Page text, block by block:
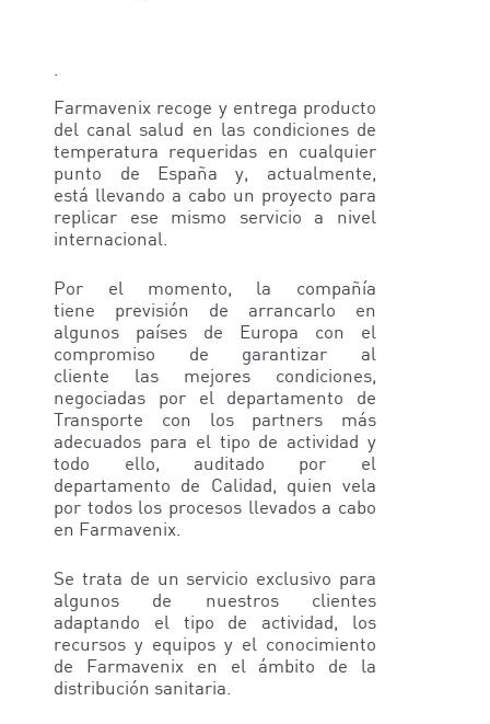
.
Farmavenix recoge y entrega producto
del canal salud en las condiciones de
temperatura requeridas en cualquier
punto de España y, actualmente,
está llevando a cabo un proyecto para
replicar ese mismo servicio a nivel
internacional.
Por el momento, la compañía
tiene previsión de arrancarlo en
algunos países de Europa con el
compromiso de garantizar al
cliente las mejores condiciones,
negociadas por el departamento de
Transporte con los partners más
adecuados para el tipo de actividad y
todo ello, auditado por el
departamento de Calidad, quien vela
por todos los procesos llevados a cabo
en Farmavenix.
Se trata de un servicio exclusivo para
algunos de nuestros clientes
adaptando el tipo de actividad, los
recursos y equipos y el conocimiento
de Farmavenix en el ámbito de la
distribución sanitaria.